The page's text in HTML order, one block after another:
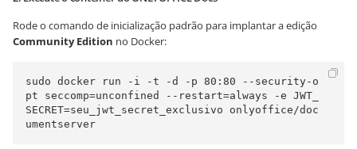
Rode o comando de inicialização padrão para implantar a edição
Community Edition no Docker:
sudo docker run -i -t -d -p 80:80 --security-o
pt seccomp=unconfined --restart=always -e JWT_
SECRET=seu_jwt_secret_exclusivo onlyoffice/doc
umentserver